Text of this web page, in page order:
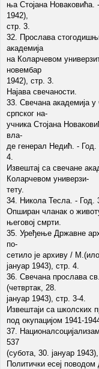
ња Стојана
1942),
стр. 3.
32. Прослава
академија
на Коларчевом
новембар
1942), стр. 3.
Најава свечаности.
33. Свечана академија
српског на-
учника Стојана
вла-
де генерал Недић. -
4.
Извештај са свечане
Коларчевом универзи-
тету.
34. Никола Тесла. - Год.
Опширан чланак о
његовој смрти.
35. Уређење Државне
по-
сетило је архиву /
јануар 1943), стр. 4.
36. Свечана прослава
(четвртак, 28.
јануар 1943), стр. 3-4.
Извештаји са школских
под окупацијом 1941-
37.
537
(субота, 30. јануар
Политички есеј